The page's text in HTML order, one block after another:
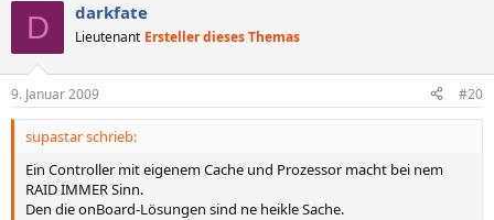
D darkfate
Lieutenant Ersteller dieses Themas
9. Januar 2009 #20
supastar schrieb:
Ein Controller mit eigenem Cache und Prozessor macht bei nem
RAID IMMER Sinn.
Den die onBoard-Lösungen sind ne heikle Sache.